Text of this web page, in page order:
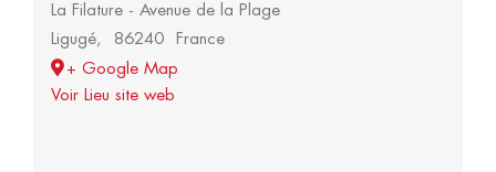
La Filature - Avenue de la Plage
Ligugé, 86240
France
+ Google Map
Voir Lieu site web